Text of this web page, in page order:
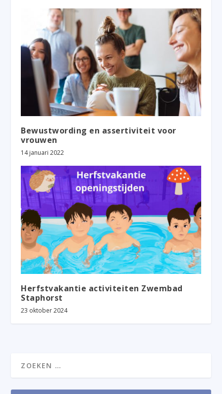
Bewustwording en assertiviteit voor
vrouwen
14 januari 2022
Herfstvakantie activiteiten Zwembad
Staphorst
23 oktober 2024